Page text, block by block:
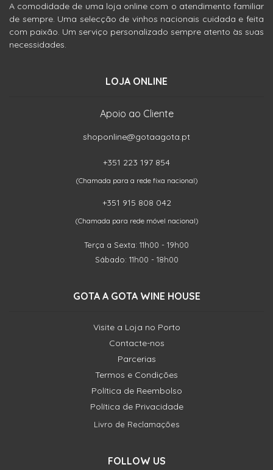
A comodidade de uma loja online com o atendimento familiar
de sempre. Uma selecção de vinhos nacionais cuidada e feita
com paixão. Um serviço personalizado sempre atento às suas
necessidades.
LOJA ONLINE
Apoio ao Cliente
shoponline@gotaagota.pt
+351 223 197 854
(Chamada para a rede fixa nacional)
+351 915 808 042
(Chamada para rede móvel nacional)
Terça a Sexta: 11h00 - 19h00
Sábado: 11h00 - 18h00
GOTA A GOTA WINE HOUSE
Visite a Loja no Porto
Contacte-nos
Parcerias
Termos e Condições
Política de Reembolso
Política de Privacidade
Livro de Reclamações
FOLLOW US